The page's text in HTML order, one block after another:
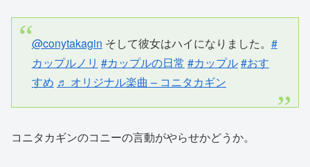
@conytakagin そして彼女はハイになりました。 #
カップルノリ #カップルの日常 #カップル#おす
すめ ♬ オリジナル楽曲 – コニタカギン
コニタカギンのコニーの言動がやらせかどうか。